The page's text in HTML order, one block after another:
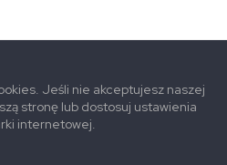
Jeśli nie akceptujesz naszej
stronę lub dostosuj ustawienia
internetowej.